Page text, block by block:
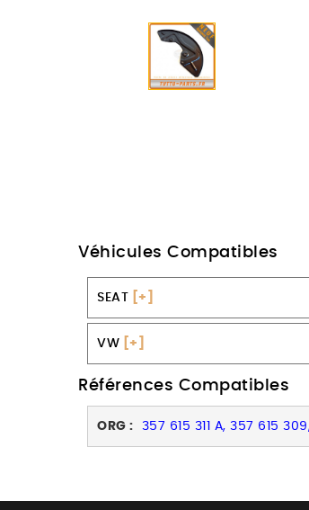
Véhicules Compatibles
SEAT [+]
VW [+]
Références Compatibles
ORG : 357 615 311 A, 357 615